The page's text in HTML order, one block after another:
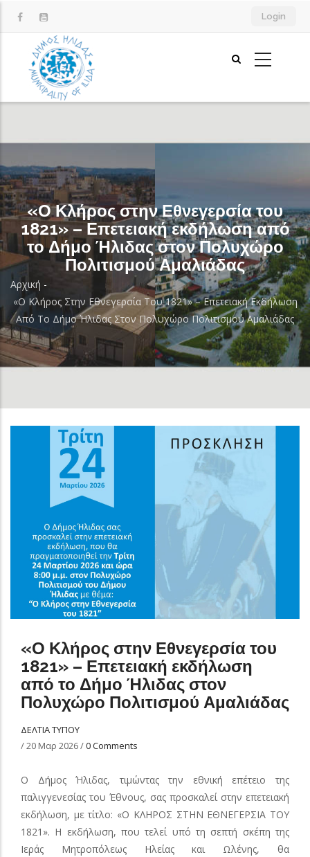
προς
περιεχόμενο
Login
«Ο Κλήρος στην Εθνεγερσία του
1821» – Επετειακή εκδήλωση από
το Δήμο Ήλιδας στον Πολυχώρο
Πολιτισμού Αμαλιάδας
Breadcrumb
Αρχική -
«Ο Κλήρος Στην Εθνεγερσία Του 1821» – Επετειακή Εκδήλωση
Από Το Δήμο Ήλιδας Στον Πολυχώρο Πολιτισμού Αμαλιάδας
«Ο Κλήρος στην Εθνεγερσία του
1821» – Επετειακή εκδήλωση
από το Δήμο Ήλιδας στον
Πολυχώρο Πολιτισμού Αμαλιάδας
ΔΕΛΤΙΑ ΤΥΠΟΥ
/20 Μαρ 2026/0 Comments
Ο Δήμος Ήλιδας, τιμώντας την εθνική επέτειο της
παλιγγενεσίας του Έθνους, σας προσκαλεί στην επετειακή
εκδήλωση, με τίτλο: «Ο ΚΛΗΡΟΣ ΣΤΗΝ ΕΘΝΕΓΕΡΣΙΑ ΤΟΥ
1821». Η εκδήλωση, που τελεί υπό τη σεπτή σκέπη της
Ιεράς Μητροπόλεως Ηλείας και Ωλένης, θα